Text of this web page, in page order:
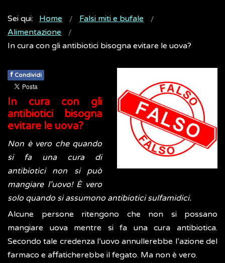
Sei qui: Home
Falsi miti e bufale
Alimentazione
In cura con gli antibiotici bisogna evitare le uova?
f Condividi
In cura con gli
antibiotici bisogna
evitare le uova?
Non è vero che quando
si fa una cura di
antibiotici non si può
mangiare l’uovo! È vero
solo quando si assumono antibiotici sulfamidici.
Alcune persone ritengono che non si possano
mangiare uova mentre si fa una cura antibiotica.
Secondo tale credenza l’uovo annullerebbe l’azione del
farmaco e affaticherebbe il fegato. Ma non è vero.